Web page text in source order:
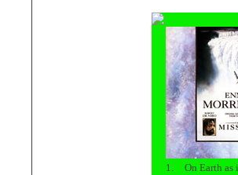
1. On Earth as